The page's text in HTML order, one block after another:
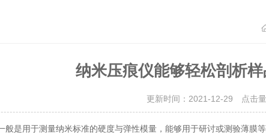
纳米压痕仪能够轻松剖析
更新时间：2021-12-29 点击
般是用于测量纳米标准的硬度与弹性模量，能够用于研讨或测验薄膜